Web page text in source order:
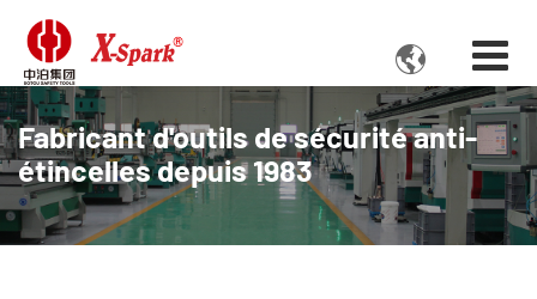

Fabricant d'outils de sécurité anti-
étincelles depuis 1983